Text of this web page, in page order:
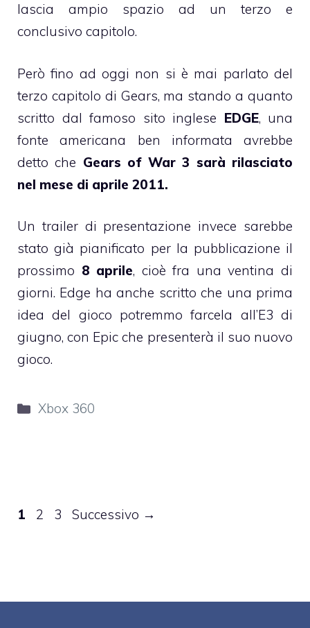
lascia ampio spazio ad un terzo e
conclusivo capitolo.
Però fino ad oggi non si è mai parlato del
terzo capitolo di Gears, ma stando a quanto
scritto dal famoso sito inglese EDGE, una
fonte americana ben informata avrebbe
detto che Gears of War 3 sarà rilasciato
nel mese di aprile 2011.
Un trailer di presentazione invece sarebbe
stato già pianificato per la pubblicazione il
prossimo 8 aprile, cioè fra una ventina di
giorni. Edge ha anche scritto che una prima
idea del gioco potremmo farcela all’E3 di
giugno, con Epic che presenterà il suo nuovo
gioco.
Categorie
Xbox 360
Pagina
1 Pagina
2 Pagina
3 Successivo →